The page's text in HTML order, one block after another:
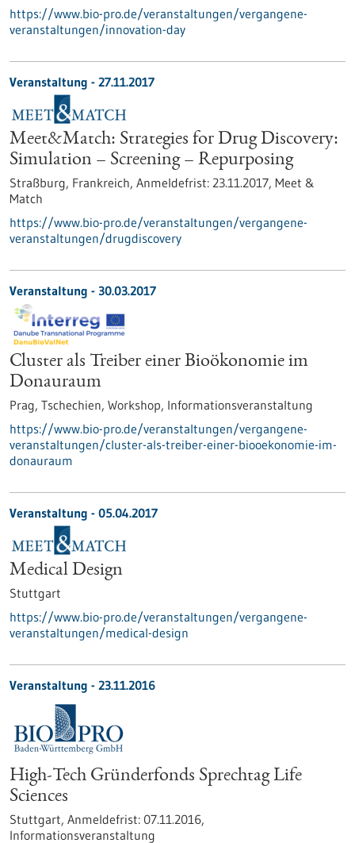
https://www.bio-pro.de/veranstaltungen/vergangene-
veranstaltungen/innovation-day
Veranstaltung - 27.11.2017
Meet&Match: Strategies for Drug Discovery:
Simulation – Screening – Repurposing
Straßburg, Frankreich, Anmeldefrist: 23.11.2017, Meet &
Match
https://www.bio-pro.de/veranstaltungen/vergangene-
veranstaltungen/drugdiscovery
Veranstaltung - 30.03.2017
Cluster als Treiber einer Bioökonomie im
Donauraum
Prag, Tschechien, Workshop, Informationsveranstaltung
https://www.bio-pro.de/veranstaltungen/vergangene-
veranstaltungen/cluster-als-treiber-einer-biooekonomie-im-
donauraum
Veranstaltung - 05.04.2017
Medical Design
Stuttgart
https://www.bio-pro.de/veranstaltungen/vergangene-
veranstaltungen/medical-design
Veranstaltung - 23.11.2016
High-Tech Gründerfonds Sprechtag Life
Sciences
Stuttgart, Anmeldefrist: 07.11.2016,
Informationsveranstaltung